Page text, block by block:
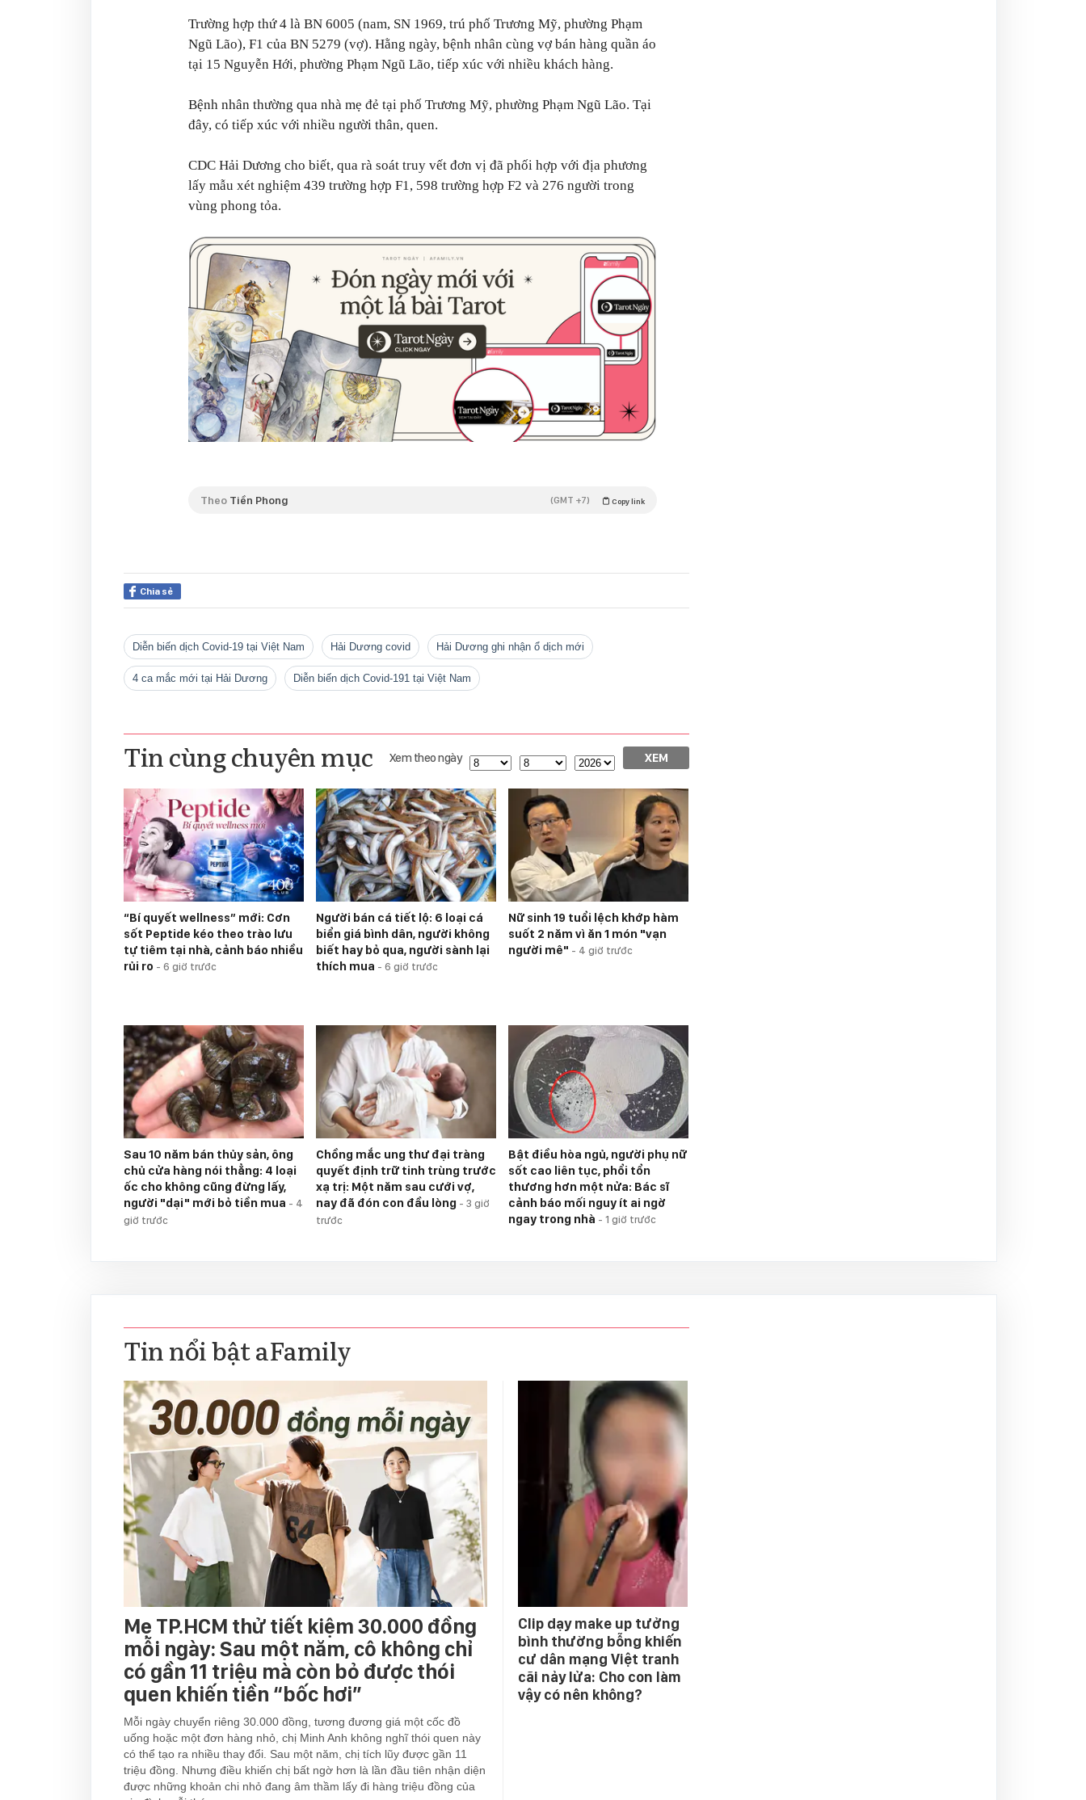
Trường hợp thứ 4 là BN 6005 (nam, SN 1969, trú phố Trương Mỹ, phường Phạm
Ngũ Lão), F1 của BN 5279 (vợ). Hằng ngày, bệnh nhân cùng vợ bán hàng quần áo
tại 15 Nguyễn Hới, phường Phạm Ngũ Lão, tiếp xúc với nhiều khách hàng.
Bệnh nhân thường qua nhà mẹ đẻ tại phố Trương Mỹ, phường Phạm Ngũ Lão. Tại
đây, có tiếp xúc với nhiều người thân, quen.
CDC Hải Dương cho biết, qua rà soát truy vết đơn vị đã phối hợp với địa phương
lấy mẫu xét nghiệm 439 trường hợp F1, 598 trường hợp F2 và 276 người trong
vùng phong tỏa.
Theo Tiền Phong Copy link
(GMT +7)
Chia sẻ
diễn biến dịch Covid-19 tại Việt Nam Hải Dương covid Hải Dương ghi nhận ổ dịch mới
4 ca mắc mới tại Hải Dương diễn biến dịch Covid-191 tại Việt Nam
Tin cùng chuyên mục Xem theo ngày XEM
“Bí quyết wellness” mới: Cơn
sốt Peptide kéo theo trào lưu
tự tiêm tại nhà, cảnh báo nhiều
rủi ro - 6 giờ trước
Người bán cá tiết lộ: 6 loại cá
biển giá bình dân, người không
biết hay bỏ qua, người sành lại
thích mua - 6 giờ trước
Nữ sinh 19 tuổi lệch khớp hàm
suốt 2 năm vì ăn 1 món "vạn
người mê" - 4 giờ trước
Sau 10 năm bán thủy sản, ông
chủ cửa hàng nói thẳng: 4 loại
ốc cho không cũng đừng lấy,
người "dại" mới bỏ tiền mua - 4
giờ trước
Chồng mắc ung thư đại tràng
quyết định trữ tinh trùng trước
xạ trị: Một năm sau cưới vợ,
nay đã đón con đầu lòng - 3 giờ
trước
Bật điều hòa ngủ, người phụ nữ
sốt cao liên tục, phổi tổn
thương hơn một nửa: Bác sĩ
cảnh báo mối nguy ít ai ngờ
ngay trong nhà - 1 giờ trước
Tin nổi bật aFamily
Mẹ TP.HCM thử tiết kiệm 30.000 đồng
mỗi ngày: Sau một năm, cô không chỉ
có gần 11 triệu mà còn bỏ được thói
quen khiến tiền “bốc hơi”
Mỗi ngày chuyển riêng 30.000 đồng, tương đương giá một cốc đồ
uống hoặc một đơn hàng nhỏ, chị Minh Anh không nghĩ thói quen này
có thể tạo ra nhiều thay đổi. Sau một năm, chị tích lũy được gần 11
triệu đồng. Nhưng điều khiến chị bất ngờ hơn là lần đầu tiên nhận diện
được những khoản chi nhỏ đang âm thầm lấy đi hàng triệu đồng của
Clip dạy make up tưởng
bình thường bỗng khiến
cư dân mạng Việt tranh
cãi nảy lửa: Cho con làm
vậy có nên không?